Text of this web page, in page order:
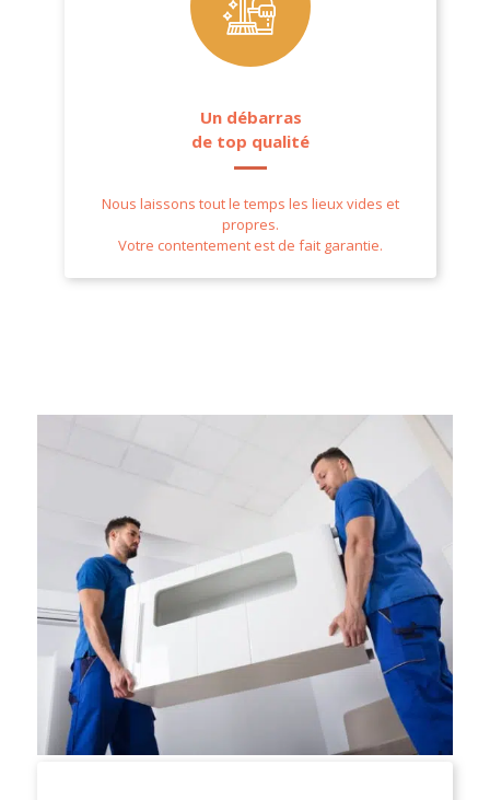
Un débarras
de top qualité
Nous laissons tout le temps les lieux vides et
propres.
Votre contentement est de fait garantie.